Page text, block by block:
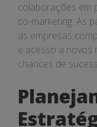
colaborações em
co-marketing. As
as empresas
e acesso a novos
chances de